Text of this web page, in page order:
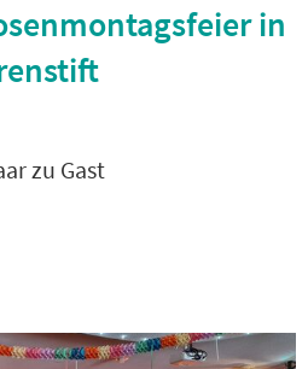
in
zu Gast